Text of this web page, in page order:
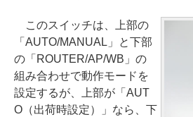
このスイッチは、上部の
「AUTO/MANUAL」と下部
の「ROUTER/AP/WB」の
組み合わせで動作モードを
設定するが、上部が「AUT
O（出荷時設定）」なら、下